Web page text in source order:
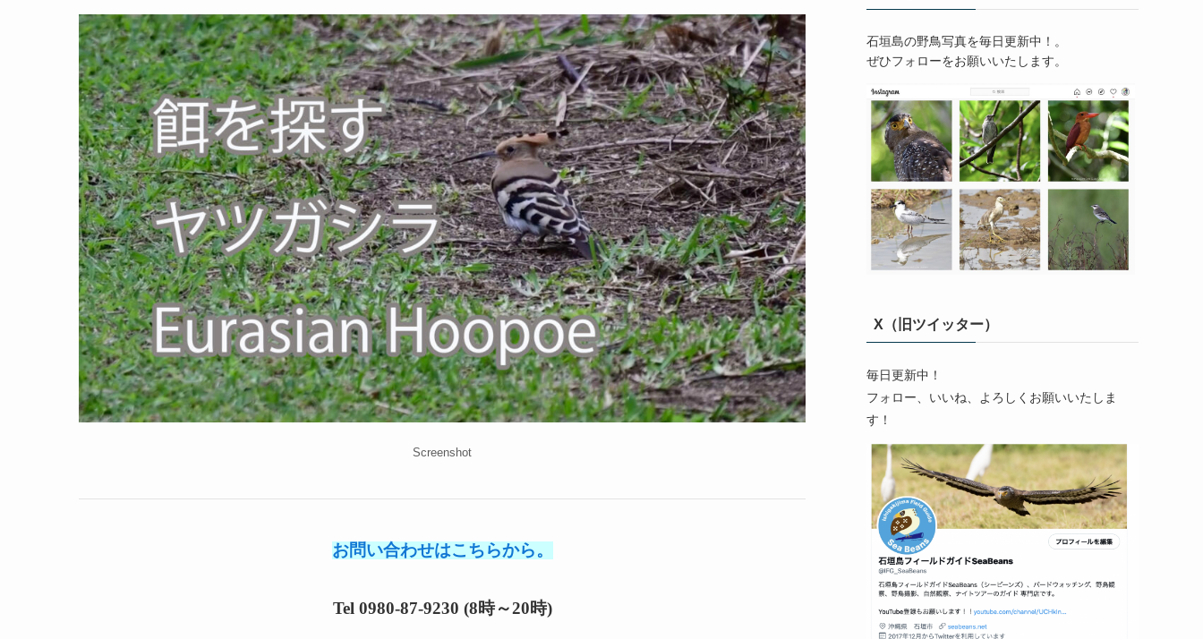
Screenshot
お問い合わせはこちらから。
Tel 0980-87-9230 (8時～20時)
石垣島の野鳥写真を毎日更新中！。
ぜひフォローをお願いいたします。
X（旧ツイッター）
毎日更新中！
フォロー、いいね、よろしくお願いいたしま
す！